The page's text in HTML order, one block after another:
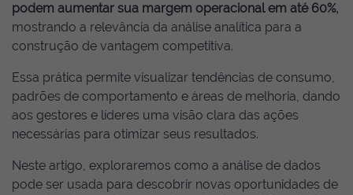
podem aumentar sua margem operacional em até 60%,
mostrando a relevância da análise analítica para a
construção de vantagem competitiva.
Essa prática permite visualizar tendências de consumo,
padrões de comportamento e áreas de melhoria, dando
aos gestores e líderes uma visão clara das ações
necessárias para otimizar seus resultados.
Neste artigo, exploraremos como a análise de dados
pode ser usada para descobrir novas oportunidades de